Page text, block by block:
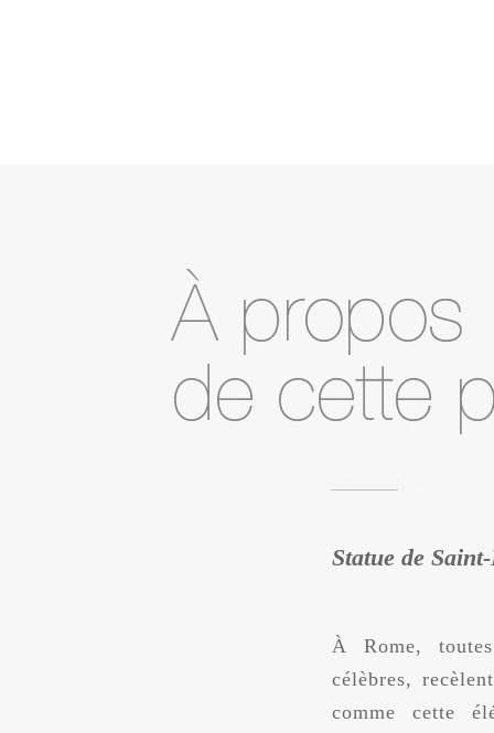
Statue de
À Rome,
célèbres,
comme cette